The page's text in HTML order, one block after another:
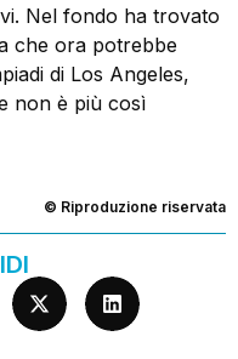
Nel fondo ha trovato
che ora potrebbe
di Los Angeles,
non è più così
© Riproduzione riservata